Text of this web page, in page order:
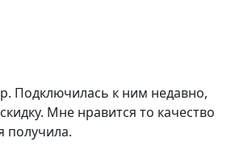
Подключилась к ним недавно,
Мне нравится то качество
получила.